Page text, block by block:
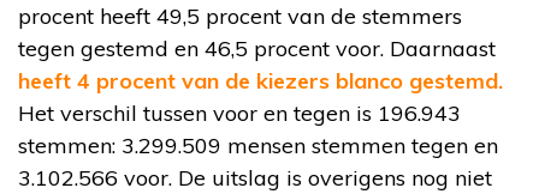
procent heeft 49,5 procent van de stemmers
tegen gestemd en 46,5 procent voor. Daarnaast
heeft 4 procent van de kiezers blanco gestemd.
Het verschil tussen voor en tegen is 196.943
stemmen: 3.299.509 mensen stemmen tegen en
3.102.566 voor. De uitslag is overigens nog niet